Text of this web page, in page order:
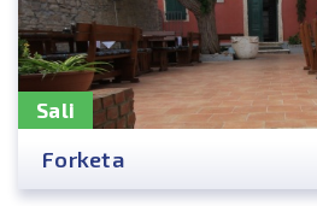
Sali
Forketa